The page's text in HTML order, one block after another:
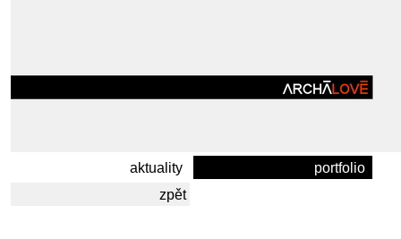
aktuality
portfolio
zpět